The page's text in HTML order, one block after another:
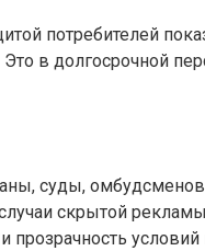
потребителей
в долгосрочной
суды,
скрытой